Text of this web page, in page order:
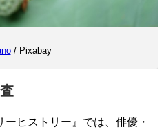
/ Pixabay
ヒストリー』では、俳優・